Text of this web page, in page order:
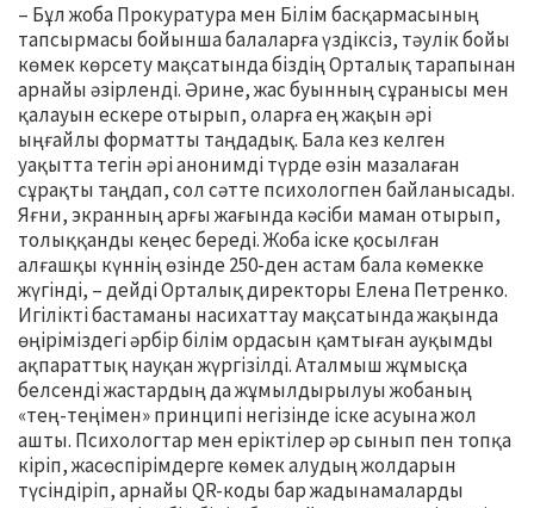
– Бұл жоба Прокуратура мен Білім басқармасының
тапсырмасы бойынша балаларға үздіксіз, тәулік бойы
көмек көрсету мақсатында біздің Орталық тарапынан
арнайы әзірленді. Әрине, жас буынның сұранысы мен
қалауын ескере отырып, оларға ең жақын әрі
ыңғайлы форматты таңдадық. Бала кез келген
уақытта тегін әрі анонимді түрде өзін мазалаған
сұрақты таңдап, сол сәтте психологпен байланысады.
Яғни, экранның арғы жағында кәсіби маман отырып,
толыққанды кеңес береді. Жоба іске қосылған
алғашқы күннің өзінде 250-ден астам бала көмекке
жүгінді, – дейді Орталық директоры Елена Петренко.
Игілікті бастаманы насихаттау мақсатында жақында
өңіріміздегі әрбір білім ордасын қамтыған ауқымды
ақпараттық науқан жүргізілді. Аталмыш жұмысқа
белсенді жастардың да жұмылдырылуы жобаның
«тең-теңімен» принципі негізінде іске асуына жол
ашты. Психологтар мен еріктілер әр сынып пен топқа
кіріп, жасөспірімдерге көмек алудың жолдарын
түсіндіріп, арнайы QR-коды бар жадынамаларды